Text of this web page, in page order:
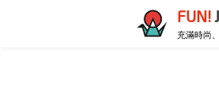
FUN!
充滿時尚